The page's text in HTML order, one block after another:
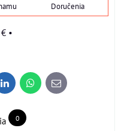
Doručenia
•
LinkedInWhatsApp
E-
mail
0